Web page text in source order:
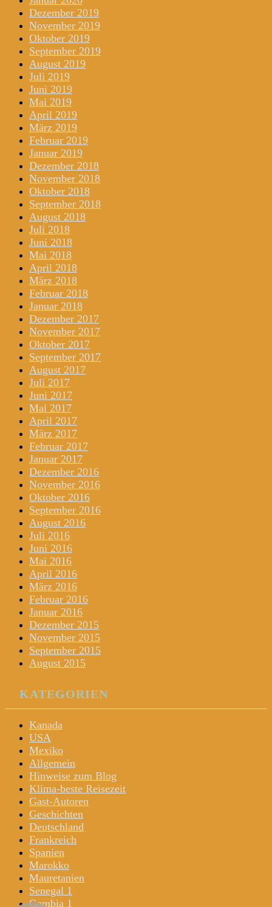
Dezember 2019
November 2019
Oktober 2019
September 2019
August 2019
Juli 2019
Juni 2019
Mai 2019
April 2019
März 2019
Februar 2019
Januar 2019
Dezember 2018
November 2018
Oktober 2018
September 2018
August 2018
Juli 2018
Juni 2018
Mai 2018
April 2018
März 2018
Februar 2018
Januar 2018
Dezember 2017
November 2017
Oktober 2017
September 2017
August 2017
Juli 2017
Juni 2017
Mai 2017
April 2017
März 2017
Februar 2017
Januar 2017
Dezember 2016
November 2016
Oktober 2016
September 2016
August 2016
Juli 2016
Juni 2016
Mai 2016
April 2016
März 2016
Februar 2016
Januar 2016
Dezember 2015
November 2015
September 2015
August 2015
KATEGORIEN
Kanada
USA
Mexiko
Allgemein
Hinweise zum Blog
Klima-beste Reisezeit
Gast-Autoren
Geschichten
Deutschland
Frankreich
Spanien
Marokko
Mauretanien
Senegal 1
Gambia 1